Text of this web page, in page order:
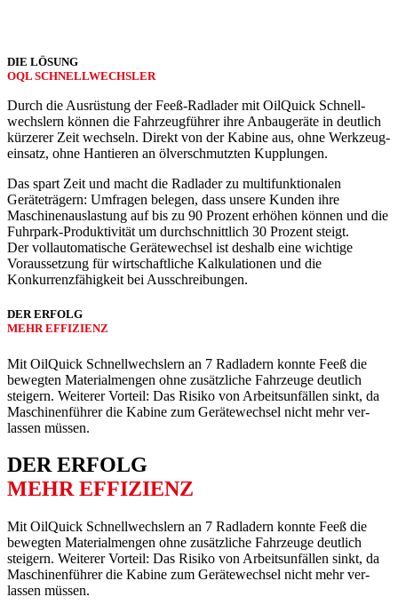
DIE LÖSUNG
OQL SCHNELL­WECHSLER
Durch die Aus­rüstung der Feeß-­Radlader mit OilQuick Schnell­
wechslern können die Fahrzeug­führer ihre Anbau­geräte in deutlich
kürzerer Zeit wechseln. Direkt von der Kabine aus, ohne Werkzeug­
einsatz, ohne Hantieren an öl­ver­schmutzten Kupplungen.
Das spart Zeit und macht die Radlader zu multifunktionalen
Geräteträgern: Umfragen belegen, dass unsere Kunden ihre
Maschinen­auslastung auf bis zu 90 Prozent erhöhen können und die
Fuhrpark-Produktivität um durchschnittlich 30 Prozent steigt.
Der voll­automatische Geräte­wechsel ist deshalb eine wichtige
Voraus­setzung für wirtschaftliche Kalkulationen und die
Konkurrenz­fähigkeit bei Aus­schreibungen.
DER ERFOLG
MEHR EFFIZIENZ
Mit OilQuick Schnell­wechslern an 7 Rad­ladern konnte Feeß die
bewegten Material­mengen ohne zusätzliche Fahr­zeuge deutlich
steigern. Weiterer Vorteil: Das Risiko von Arbeits­unfällen sinkt, da
Maschinen­führer die Kabine zum Geräte­wechsel nicht mehr ver­
lassen müssen.
DER ERFOLG
MEHR EFFIZIENZ
Mit OilQuick Schnell­wechslern an 7 Rad­ladern konnte Feeß die
bewegten Material­mengen ohne zusätzliche Fahr­zeuge deutlich
steigern. Weiterer Vorteil: Das Risiko von Arbeits­unfällen sinkt, da
Maschinen­führer die Kabine zum Geräte­wechsel nicht mehr ver­
lassen müssen.